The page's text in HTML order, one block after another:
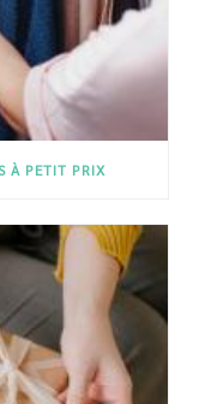
À PETIT PRIX